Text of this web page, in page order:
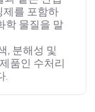
제를 포함하
학 물질을 말
, 분해성 및
품인 수처리
.